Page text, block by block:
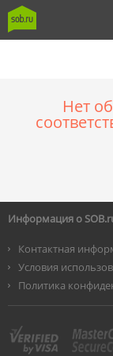
Нет
Информация о
Контактная
Условия
Политика